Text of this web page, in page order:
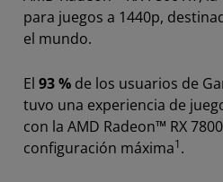
para juegos a 1440p,
el mundo.
El 93 % de los usuarios de
tuvo una experiencia de
con la AMD Radeon™ RX
configuración máxima1.